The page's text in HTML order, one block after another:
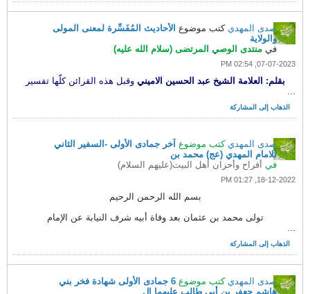
صدى المهدي كتب موضوع الأحاديث المُفَسِّرة لمعنى المولى
والولاية
في منتدى الوصي المرتضى (سلام الله عليه)
07-07-2023, 02:54 PM
بقلم: العلامة الشيخ عبد الحسين الاميني وقبل هذه القرائن كلّها تفسير
...
الذهاب إلى المشاركة
صدى المهدي كتب موضوع آخر جمادى الأولى -السفير الثاني
للامام المهدي (عج) محمد بن
في أفراح وأحزان أهل البيت(عليهم السلام)
18-12-2022, 01:27 PM
بسم الله الرحمن الرحيم
تولى محمد بن عثمان بعد وفاة أبيه شرف النيابة عن الإمام
...
الذهاب إلى المشاركة
صدى المهدي كتب موضوع
6 جمادى الأولى شهادة فخر بني
هاشم جعفر بن أبي طالب عليهما ال